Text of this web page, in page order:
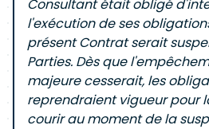
Consultant était obligé
l'exécution de ses
présent Contrat serait
Parties. Dès que
majeure cesserait, les
reprendraient vigueur pour
courir au moment de la